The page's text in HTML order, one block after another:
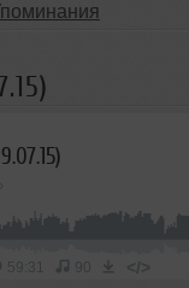
59:31 90 </>